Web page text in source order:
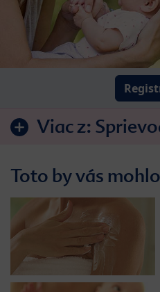
Viac z:
Toto by vás